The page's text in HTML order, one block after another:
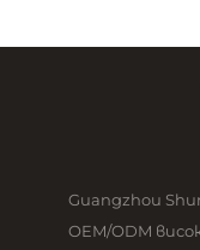
Guangzhou
OEM/ODM